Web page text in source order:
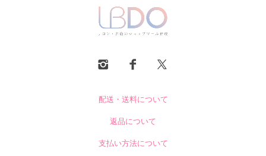
配送・送料について
返品について
支払い方法について